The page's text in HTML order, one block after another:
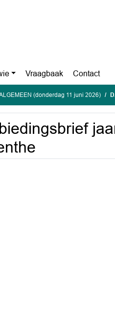
Vraagbaak Contact
(donderdag 11 juni 2026)